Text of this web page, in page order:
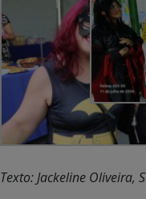
Texto: Jackeline Oliveira,